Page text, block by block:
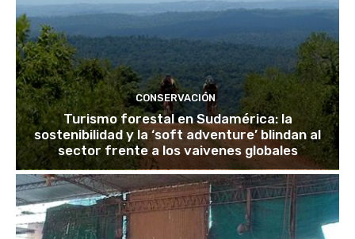
CONSERVACIÓN
Turismo forestal en Sudamérica: la
sostenibilidad y la ‘soft adventure’ blindan al
sector frente a los vaivenes globales